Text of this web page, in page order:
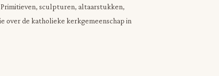
Primitieven, sculpturen, altaarstukken,
over de katholieke kerkgemeenschap in